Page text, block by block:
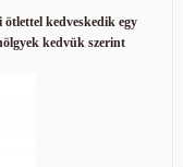
kedveskedik egy
kedvük szerint